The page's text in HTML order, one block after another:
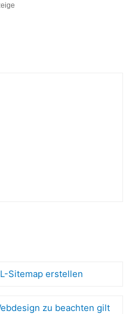
Sitemap erstellen
zu beachten gilt